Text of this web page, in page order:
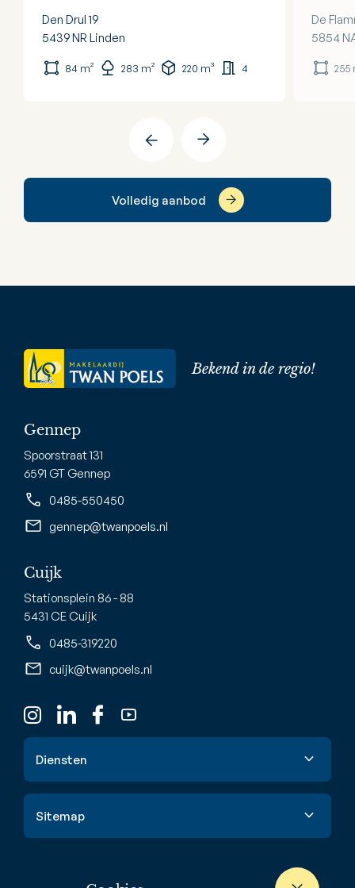
Den Drul 19
5439 NR Linden
84 m² 283 m² 220 m³ 4
De
5854
255
Volledig aanbod
Bekend in de regio!
Gennep
Spoorstraat 131
6591 GT Gennep
0485-550450
gennep@twanpoels.nl
Cuijk
Stationsplein 86 - 88
5431 CE Cuijk
0485-319220
cuijk@twanpoels.nl
Diensten
Sitemap